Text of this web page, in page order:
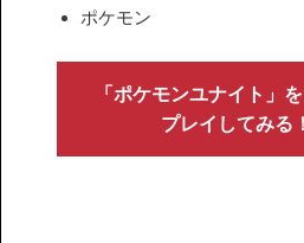
ポケモン
「ポケモンユナイト」
プレイしてみる！